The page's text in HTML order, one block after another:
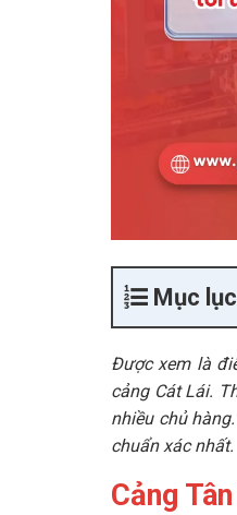
Mục lục
Được xem là
cảng Cát Lái.
nhiều chủ
chuẩn xác nhất.
Cảng